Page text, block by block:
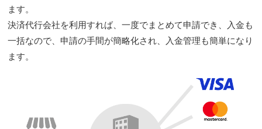
ます。
決済代行会社を利用すれば、一度でまとめて申請でき、入金も
一括なので、申請の手間が簡略化され、入金管理も簡単になり
ます。